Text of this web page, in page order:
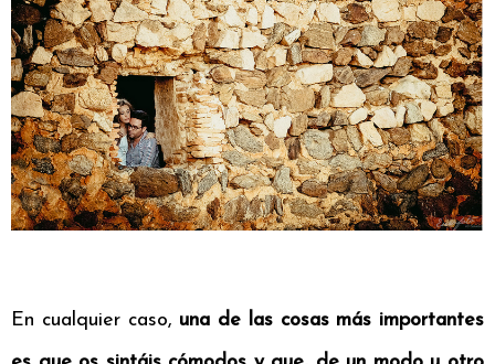
En cualquier caso, una de las cosas más importantes